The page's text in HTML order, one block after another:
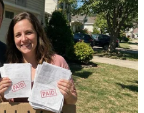
hiệp định hợp tác